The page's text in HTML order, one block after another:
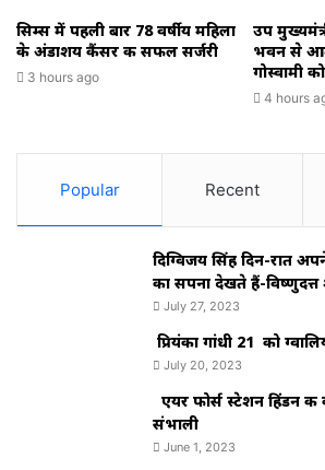
सिम्स में पहली बार 78 वर्षीय महिला
के अंडाशय कैंसर की सफल सर्जरी
3 hours ago
उप
भवन से
गोस्वामी
4 hours
Popular Recent
दिग्विजय सिंह दिन-रात
का सपना देखते हैं-विष्णुदत्त
July 27, 2023
प्रियंका गांधी 21 को
July 20, 2023
एयर फोर्स स्टेशन हिंडन
संभाली
June 1, 2023